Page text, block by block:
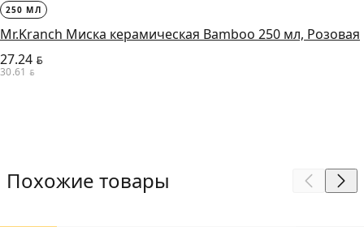
250 МЛ
Mr.Kranch Миска керамическая Bamboo 250 мл, Розовая
27.24 BYN
30.61 BYN
Похожие товары